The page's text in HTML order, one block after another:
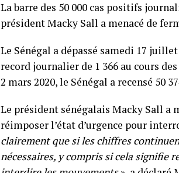
La barre des 50 000 cas positifs
président Macky Sall a menacé de
Le Sénégal a dépassé samedi 17
record journalier de 1 366 au cours
2 mars 2020, le Sénégal a recensé 50
Le président sénégalais Macky Sall a
réimposer l’état d’urgence pour
clairement que si les chiffres
nécessaires, y compris si cela signifie